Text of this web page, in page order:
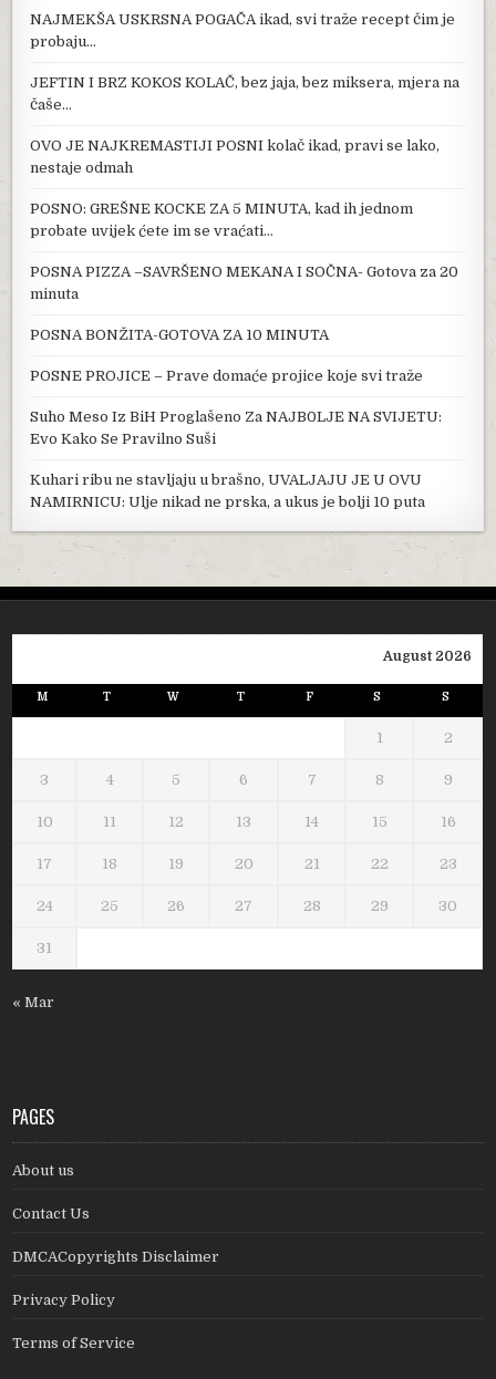
NAJMEKŠA USKRSNA POGAČA ikad, svi traže recept čim je
probaju…
JEFTIN I BRZ KOKOS KOLAČ, bez jaja, bez miksera, mjera na
čaše…
OVO JE NAJKREMASTIJI POSNI kolač ikad, pravi se lako,
nestaje odmah
POSNO: GREŠNE KOCKE ZA 5 MINUTA, kad ih jednom
probate uvijek ćete im se vraćati…
POSNA PIZZA –SAVRŠENO MEKANA I SOČNA- Gotova za 20
minuta
POSNA BONŽITA-GOTOVA ZA 10 MINUTA
POSNE PROJICE – Prave domaće projice koje svi traže
Suho Meso Iz BiH Proglašeno Za NAJB0LJE NA SVIJETU:
Evo Kako Se Pravilno Suši
Kuhari ribu ne stavljaju u brašno, UVALJAJU JE U OVU
NAMIRNICU: Ulje nikad ne prska, a ukus je bolji 10 puta
August 2026
M T W T F S S
1 2
3 4 5 6 7 8 9
10 11 12 13 14 15 16
17 18 19 20 21 22 23
24 25 26 27 28 29 30
31
« Mar
PAGES
About us
Contact Us
DMCACopyrights Disclaimer
Privacy Policy
Terms of Service